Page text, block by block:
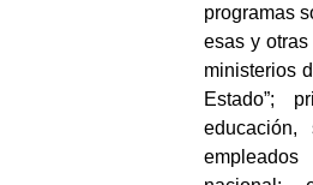
programas
esas y
ministerios
Estado”;